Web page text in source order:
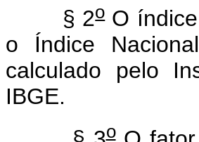
§ 2oO índice
o Índice
calculado pelo
IBGE.
o